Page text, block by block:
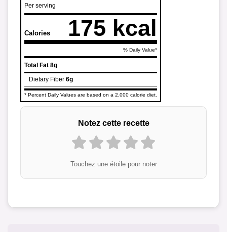
Per serving
Calories 175 kcal
% Daily Value*
Total Fat 8g
Dietary Fiber 6g
* Percent Daily Values are based on a 2,000 calorie diet.
Notez cette recette
Touchez une étoile pour noter